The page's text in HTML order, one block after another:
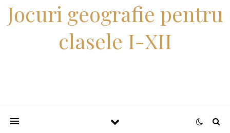
Jocuri geografie pentru
clasele I-XII